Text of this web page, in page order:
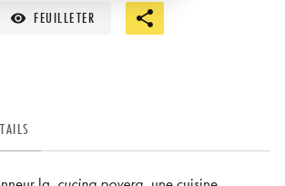
visibility FEUILLETER